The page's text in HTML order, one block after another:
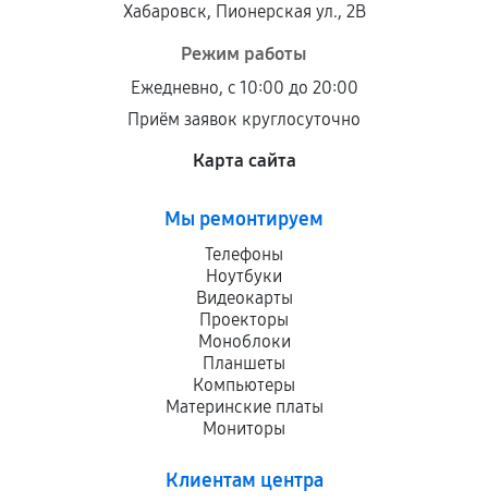
Хабаровск, Пионерская ул., 2В
Режим работы
Ежедневно, с 10:00 до 20:00
Приём заявок круглосуточно
Карта сайта
Мы ремонтируем
Телефоны
Ноутбуки
Видеокарты
Проекторы
Моноблоки
Планшеты
Компьютеры
Материнские платы
Мониторы
Клиентам центра